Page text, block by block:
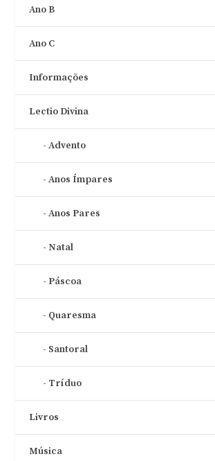
Ano B
Ano C
Informações
Lectio Divina
Advento
Anos Ímpares
Anos Pares
Natal
Páscoa
Quaresma
Santoral
Tríduo
Livros
Música